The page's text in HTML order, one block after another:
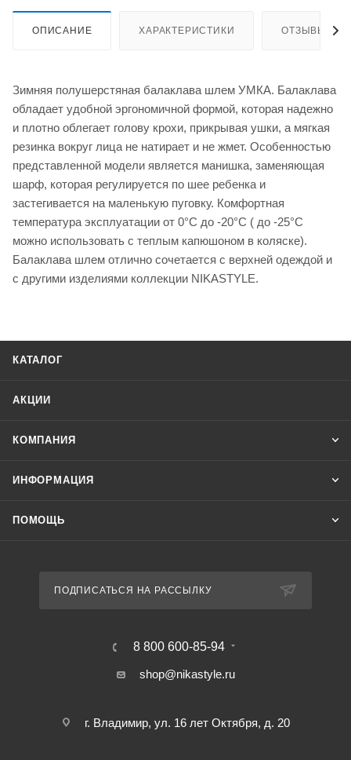
ОПИСАНИЕ ХАРАКТЕРИСТИКИ ОТЗЫВЫ
Зимняя полушерстяная балаклава шлем УМКА. Балаклава
обладает удобной эргономичной формой, которая надежно
и плотно облегает голову крохи, прикрывая ушки, а мягкая
резинка вокруг лица не натирает и не жмет. Особенностью
представленной модели является манишка, заменяющая
шарф, которая регулируется по шее ребенка и
застегивается на маленькую пуговку. Комфортная
температура эксплуатации от 0°С до -20°С ( до -25°C
можно использовать с теплым капюшоном в коляске).
Балаклава шлем отлично сочетается с верхней одеждой и
с другими изделиями коллекции NIKASTYLE.
КАТАЛОГ
АКЦИИ
КОМПАНИЯ
ИНФОРМАЦИЯ
ПОМОЩЬ
ПОДПИСАТЬСЯ НА РАССЫЛКУ
8 800 600-85-94
shop@nikastyle.ru
г. Владимир, ул. 16 лет Октября, д. 20